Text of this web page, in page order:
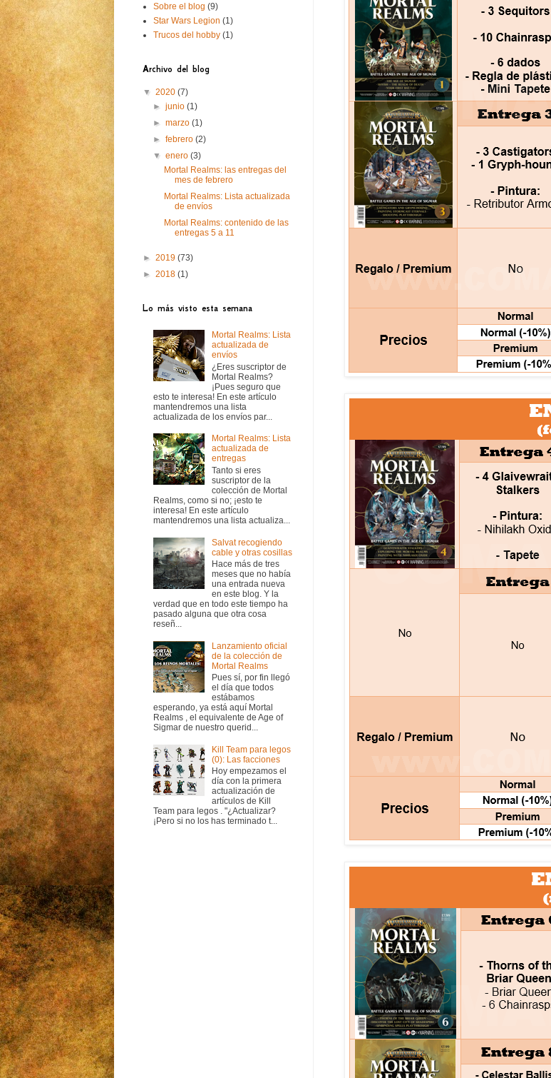
Sobre el blog (9)
Star Wars Legion (1)
Trucos del hobby (1)
Archivo del blog
▼ 2020 (7)
►junio(1)
►marzo(1)
►febrero(2)
▼enero(3)
Mortal Realms: las entregas del
mes de febrero
Mortal Realms: Lista actualizada
de envíos
Mortal Realms: contenido de las
entregas 5 a 11
► 2019 (73)
► 2018 (1)
Lo más visto esta semana
Mortal Realms: Lista
actualizada de
envíos
¿Eres suscriptor de
Mortal Realms?
¡Pues seguro que
esto te interesa! En este artículo
mantendremos una lista
actualizada de los envíos par...
Mortal Realms: Lista
actualizada de
entregas
Tanto si eres
suscriptor de la
colección de Mortal
Realms, como si no; ¡esto te
interesa! En este artículo
mantendremos una lista actualiza...
Salvat recogiendo
cable y otras cosillas
Hace más de tres
meses que no había
una entrada nueva
en este blog. Y la
verdad que en todo este tiempo ha
pasado alguna que otra cosa
reseñ...
Lanzamiento oficial
de la colección de
Mortal Realms
Pues sí, por fin llegó
el día que todos
estábamos
esperando, ya está aquí Mortal
Realms , el equivalente de Age of
Sigmar de nuestro querid...
Kill Team para legos
(0): Las facciones
Hoy empezamos el
día con la primera
actualización de
artículos de Kill
Team para legos . "¿Actualizar?
¡Pero si no los has terminado t...